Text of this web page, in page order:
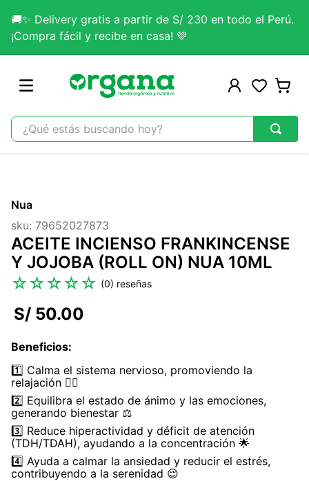
🚚✨ Delivery gratis a partir de S/ 230 en todo el Perú.
¡Compra fácil y recibe en casa! 💚
¿Qué estás buscando hoy?
2.
3.
colageno
kefir
5 .
glicinato magnesio
8.
magnesio
9.
stevia
10. proteina
Nua
sku: 79652027873
ACEITE INCIENSO FRANKINCENSE
Y JOJOBA (ROLL ON) NUA 10ML
☆☆☆☆☆ (0)
S/ 50.00
Beneficios:
1️⃣ Calma el sistema nervioso, promoviendo la
relajación 🧘‍♂️
2️⃣ Equilibra el estado de ánimo y las emociones,
generando bienestar ⚖️
3️⃣ Reduce hiperactividad y déficit de atención
(TDH/TDAH), ayudando a la concentración 🌟
4️⃣ Ayuda a calmar la ansiedad y reducir el estrés,
contribuyendo a la serenidad 😌